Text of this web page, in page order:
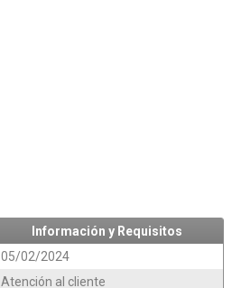
Información y Requisitos
05/02/2024
Atención al cliente